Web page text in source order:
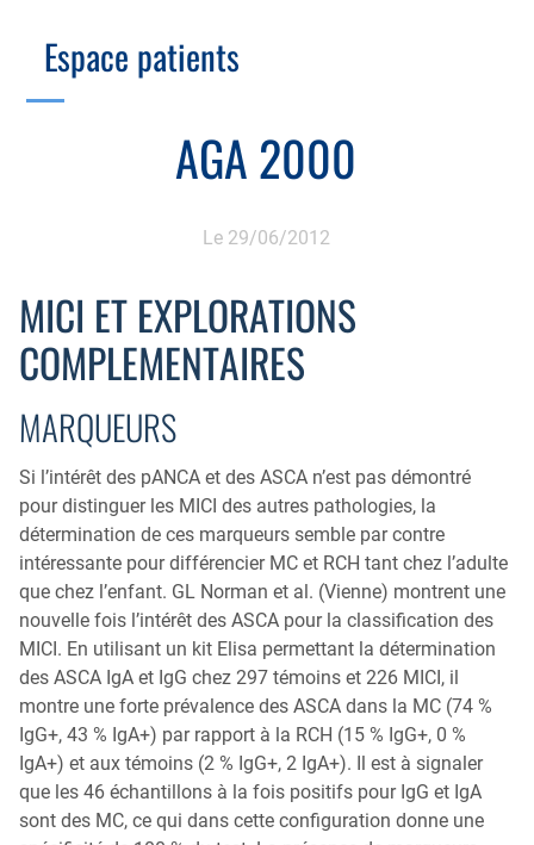
AGA 2000
Le 29/06/2012
MICI ET EXPLORATIONS
COMPLEMENTAIRES
MARQUEURS
Si l’intérêt des pANCA et des ASCA n’est pas démontré
pour distinguer les MICI des autres pathologies, la
détermination de ces marqueurs semble par contre
intéressante pour différencier MC et RCH tant chez l’adulte
que chez l’enfant. GL Norman et al. (Vienne) montrent une
nouvelle fois l’intérêt des ASCA pour la classification des
MICI. En utilisant un kit Elisa permettant la détermination
des ASCA IgA et IgG chez 297 témoins et 226 MICI, il
montre une forte prévalence des ASCA dans la MC (74 %
IgG+, 43 % IgA+) par rapport à la RCH (15 % IgG+, 0 %
IgA+) et aux témoins (2 % IgG+, 2 IgA+). Il est à signaler
que les 46 échantillons à la fois positifs pour IgG et IgA
sont des MC, ce qui dans cette configuration donne une
Échographie
Gastro-pédiatrie
Motricité
Nutrition
Cellule d’Aide à la Recherche Clinique
Cotation des actes, lien avec les syndicats
Espace patients
Rectum et anus
Tube digestif
Annuaire
Colobox
My MICI Book
Qu’est-ce que la coloscopie ?